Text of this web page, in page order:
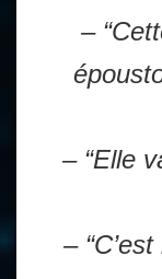
–
– “Elle
–